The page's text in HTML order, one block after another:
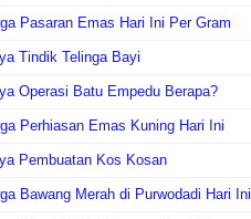
Pasaran Emas Hari Ini Per Gram
Tindik Telinga Bayi
Operasi Batu Empedu Berapa?
Perhiasan Emas Kuning Hari Ini
Pembuatan Kos Kosan
Bawang Merah di Purwodadi Hari Ini